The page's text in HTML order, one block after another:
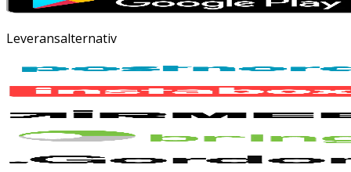
Leveransalternativ